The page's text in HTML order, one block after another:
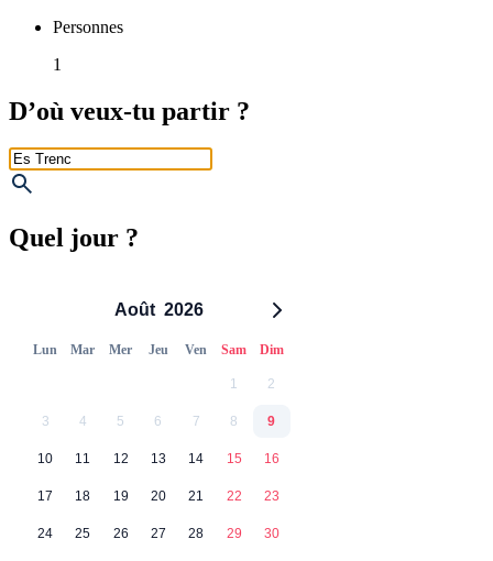
Personnes
1
D’où veux-tu partir ?
Quel jour ?
Août 2026
Lun Mar Mer Jeu Ven Sam Dim
1 2
3 4 5 6 7 8 9
10 11 12 13 14 15 16
17 18 19 20 21 22 23
24 25 26 27 28 29 30